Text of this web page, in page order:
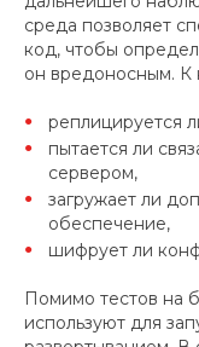
среда позволяет
код, чтобы
он вредоносным. К
реплицируется
пытается ли
сервером,
загружает ли
обеспечение,
шифрует ли
Помимо тестов на
используют для